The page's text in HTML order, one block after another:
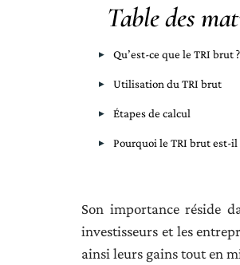
Table des
Qu’est-ce que le TRI brut ?
Utilisation du TRI brut
Étapes de calcul
Pourquoi le TRI brut est-
Son importance réside
investisseurs et les
ainsi leurs gains tout en